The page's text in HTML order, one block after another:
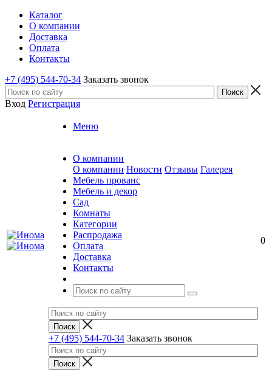
Каталог
О компании
Доставка
Оплата
Контакты
+7 (495) 544-70-34 Заказать звонок
Вход Регистрация
Меню
О компании
О компании Новости Отзывы Галерея
Мебель прованс
Мебель и декор
Сад
Комнаты
Категории
Распродажа
Оплата
Доставка
Контакты
+7 (495) 544-70-34 Заказать звонок
0